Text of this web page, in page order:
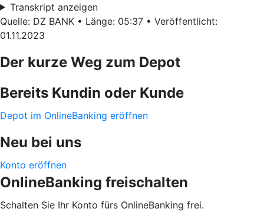
Transkript anzeigen
Quelle: DZ BANK • Länge: 05:37 • Veröffentlicht:
01.11.2023
Der kurze Weg zum Depot
Bereits Kundin oder Kunde
Depot im OnlineBanking eröffnen
Neu bei uns
Konto eröffnen
OnlineBanking freischalten
Schalten Sie Ihr Konto fürs OnlineBanking frei.